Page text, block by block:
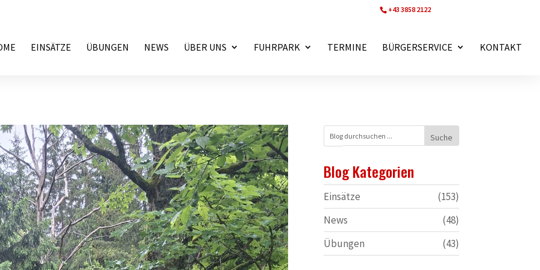
+43 3858 2122
EINSÄTZE ÜBUNGEN NEWS ÜBER UNS FUHRPARK TERMINE BÜRGERSERVICE KONTAKT
Blog Kategorien
Einsätze
(153)
News
(48)
Übungen
(43)